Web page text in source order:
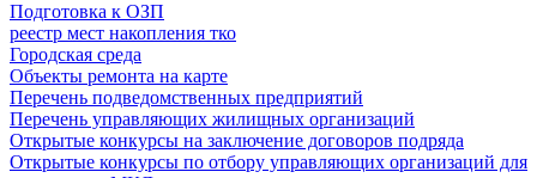
Подготовка к ОЗП
реестр мест накопления тко
Городская среда
Объекты ремонта на карте
Перечень подведомственных предприятий
Перечень управляющих жилищных организаций
Открытые конкурсы на заключение договоров подряда
Открытые конкурсы по отбору управляющих организаций для